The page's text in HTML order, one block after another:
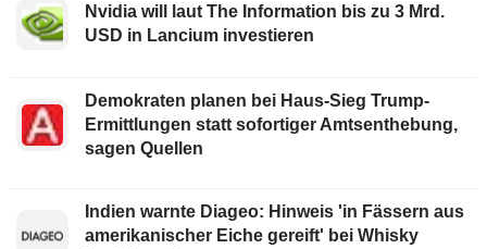
Nvidia will laut The Information bis zu 3 Mrd.
USD in Lancium investieren
Demokraten planen bei Haus-Sieg Trump-
Ermittlungen statt sofortiger Amtsenthebung,
sagen Quellen
Indien warnte Diageo: Hinweis 'in Fässern aus
amerikanischer Eiche gereift' bei Whisky